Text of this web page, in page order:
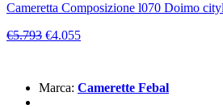
Cameretta Composizione l070 Doimo
€5.793 €4.055
Marca: Camerette Febal